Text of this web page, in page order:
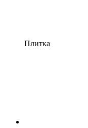
Плитка